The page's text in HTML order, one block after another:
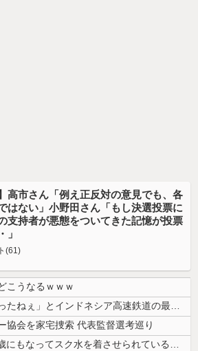
高市さん「例え正反対の意見でも、各
はない」小野田さん「もし決選投票に
支持者が悪態をついてきた記憶が投票
」
(61)
こうなるｗｗｗ
「安物買いの銭失いだったねぇ」とインドネシア高速鉄道の最終処分に日本側...
協会を家宅捜索 代表監督選考巡り
女さん ｢アイドルが19歳にもなってスク水を着させられている！｣⇒結果...